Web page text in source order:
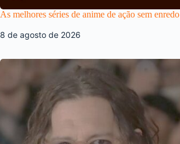
As melhores séries de anime de ação sem enredo
8 de agosto de 2026